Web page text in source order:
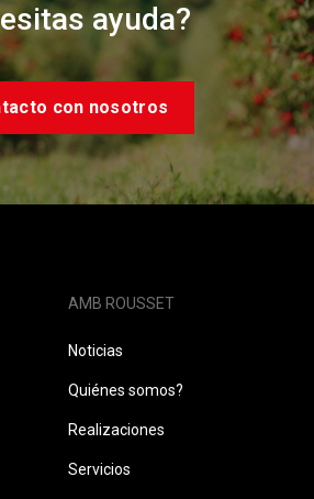
ayuda?
con nosotros
AMB ROUSSET
Noticias
Quiénes somos?
Realizaciones
Servicios